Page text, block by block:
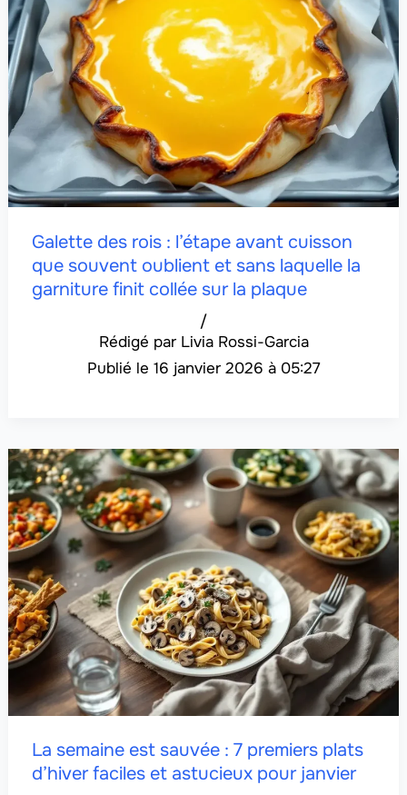
Galette des rois : l’étape avant cuisson
que souvent oublient et sans laquelle la
garniture finit collée sur la plaque
Livia Rossi-Garcia
/
16 janvier 2026 à 05:27
La semaine est sauvée : 7 premiers plats
d’hiver faciles et astucieux pour janvier